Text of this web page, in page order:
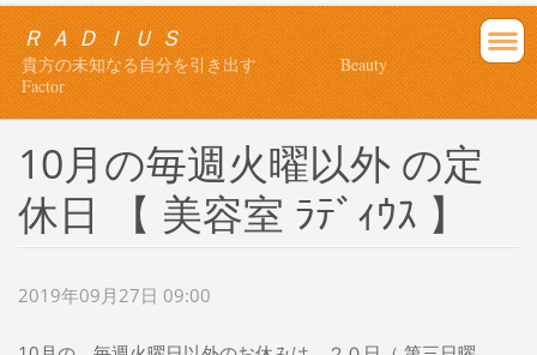
Ｒ Ａ Ｄ Ｉ Ｕ Ｓ
貴方の未知なる自分を引き出す Beauty
Factor
10月の毎週火曜以外 の定
休日 【 美容室 ﾗﾃﾞｨｳｽ 】
2019年09月27日 09:00